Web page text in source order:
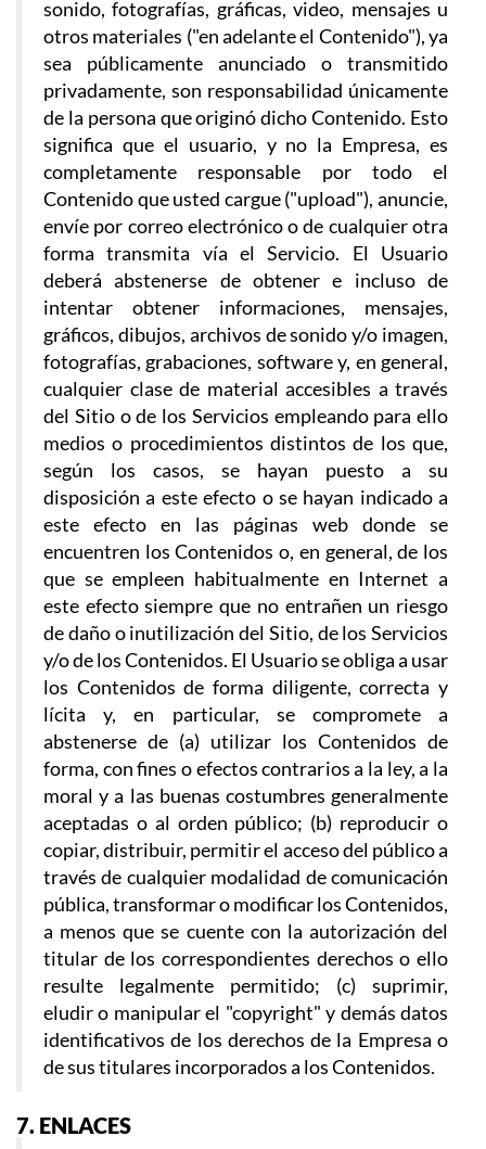
sonido, fotografías, gráficas, video, mensajes u
otros materiales ("en adelante el Contenido"), ya
sea públicamente anunciado o transmitido
privadamente, son responsabilidad únicamente
de la persona que originó dicho Contenido. Esto
significa que el usuario, y no la Empresa, es
completamente responsable por todo el
Contenido que usted cargue ("upload"), anuncie,
envíe por correo electrónico o de cualquier otra
forma transmita vía el Servicio. El Usuario
deberá abstenerse de obtener e incluso de
intentar obtener informaciones, mensajes,
gráficos, dibujos, archivos de sonido y/o imagen,
fotografías, grabaciones, software y, en general,
cualquier clase de material accesibles a través
del Sitio o de los Servicios empleando para ello
medios o procedimientos distintos de los que,
según los casos, se hayan puesto a su
disposición a este efecto o se hayan indicado a
este efecto en las páginas web donde se
encuentren los Contenidos o, en general, de los
que se empleen habitualmente en Internet a
este efecto siempre que no entrañen un riesgo
de daño o inutilización del Sitio, de los Servicios
y/o de los Contenidos. El Usuario se obliga a usar
los Contenidos de forma diligente, correcta y
lícita y, en particular, se compromete a
abstenerse de (a) utilizar los Contenidos de
forma, con fines o efectos contrarios a la ley, a la
moral y a las buenas costumbres generalmente
aceptadas o al orden público; (b) reproducir o
copiar, distribuir, permitir el acceso del público a
través de cualquier modalidad de comunicación
pública, transformar o modificar los Contenidos,
a menos que se cuente con la autorización del
titular de los correspondientes derechos o ello
resulte legalmente permitido; (c) suprimir,
eludir o manipular el "copyright" y demás datos
identificativos de los derechos de la Empresa o
de sus titulares incorporados a los Contenidos.
7. ENLACES